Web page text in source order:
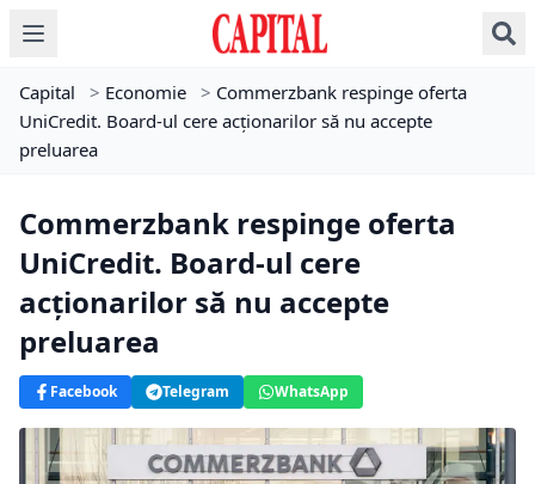
Capital > Economie > Commerzbank respinge oferta
UniCredit. Board-ul cere acționarilor să nu accepte
preluarea
Commerzbank respinge oferta
UniCredit. Board-ul cere
acționarilor să nu accepte
preluarea
Facebook Telegram WhatsApp